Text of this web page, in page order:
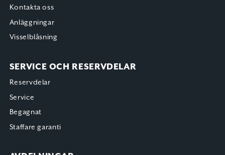
Kontakta oss
Anläggningar
Visselblåsning
SERVICE OCH RESERVDELAR
Reservdelar
Service
Begagnat
Staffare garanti